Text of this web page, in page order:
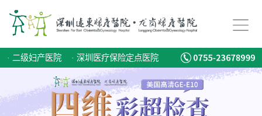
· 二级妇产医院 · 深圳医疗保险定点医院